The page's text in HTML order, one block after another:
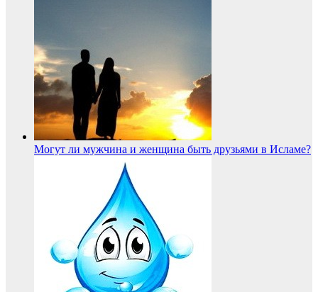
Могут ли мужчина и женщина быть друзьями в Исламе?